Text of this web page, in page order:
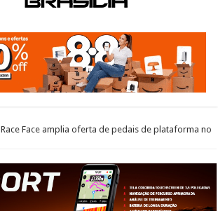
Race Face amplia oferta de pedais de plataforma no